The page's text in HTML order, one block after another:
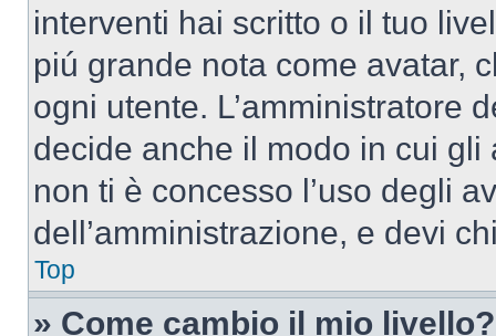
interventi hai scritto o il tuo
piú grande nota come avatar,
ogni utente. L’amministratore
decide anche il modo in cui
non ti è concesso l’uso degli
dell’amministrazione, e devi
Top
» Come cambio il mio livello?